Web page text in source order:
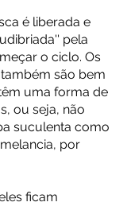
é liberada e
pela
o ciclo. Os
são bem
uma forma de
ou seja, não
suculenta como
por
ficam